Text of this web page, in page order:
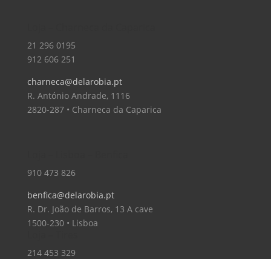
21 296 0195
912 606 251
charneca@delarobia.pt
R. António Andrade, 1116
2820-287 • Charneca da Caparica
910 473 826
benfica@delarobia.pt
R. Dr. João de Barros, 13 A cave
1500-230 • Lisboa
214 453 329